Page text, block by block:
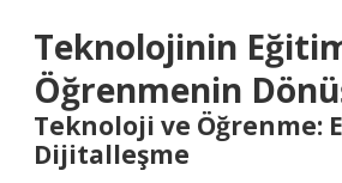
Teknolojinin
Öğrenmenin
Teknoloji ve Öğrenme:
Dijitalleşme